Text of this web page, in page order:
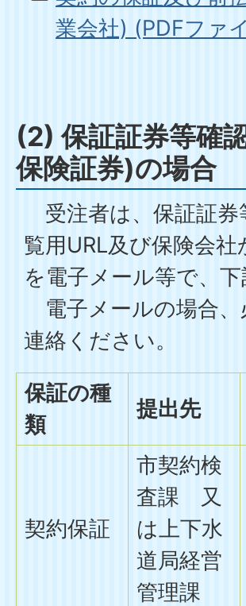
業会社) (PDFファ
(2) 保証証券等確
保険証券)の場合
受注者は、保証証券
覧用URL及び保険会
を電子メール等で、
電子メールの場合、
連絡ください。
保証の種
類
提出先
契約保証
市契約検
査課 又
は上下水
道局経営
管理課